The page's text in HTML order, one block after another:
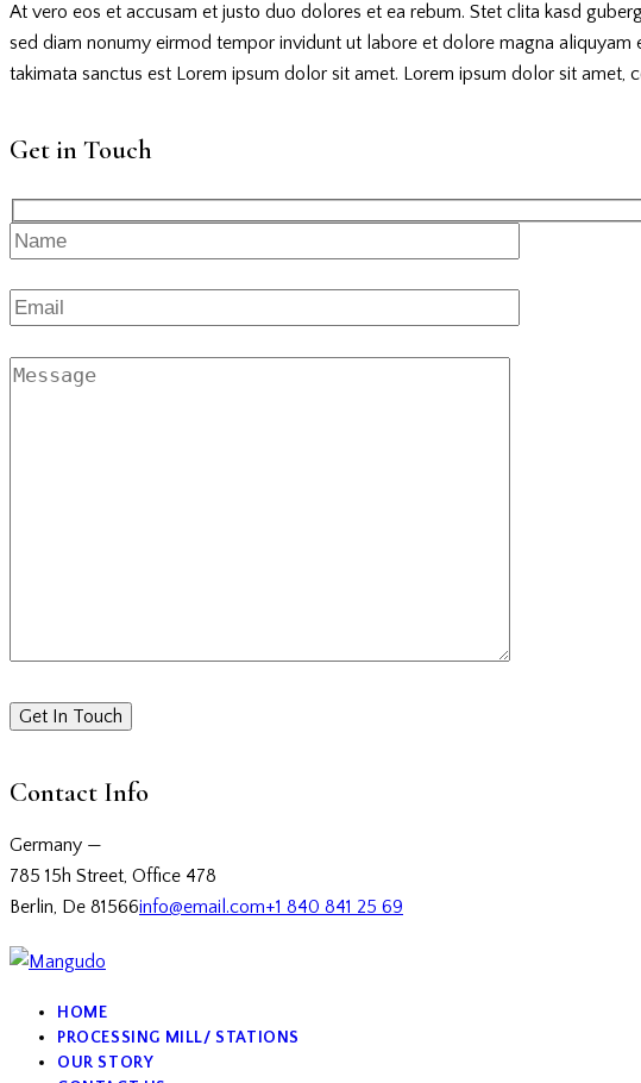
At vero eos et accusam et justo duo dolores et ea rebum. Stet clita kasd
sed diam nonumy eirmod tempor invidunt ut labore et dolore magna
takimata sanctus est Lorem ipsum dolor sit amet. Lorem ipsum dolor sit amet,
Get in Touch
Contact Info
Germany —
785 15h Street, Office 478
Berlin, De 81566info@email.com+1 840 841 25 69
HOME
PROCESSING MILL/ STATIONS
OUR STORY